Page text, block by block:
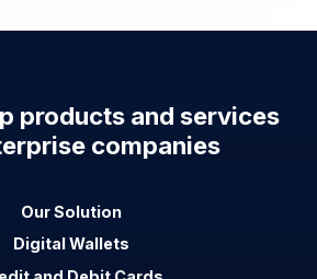
products and services
companies
Our Solution
Digital Wallets